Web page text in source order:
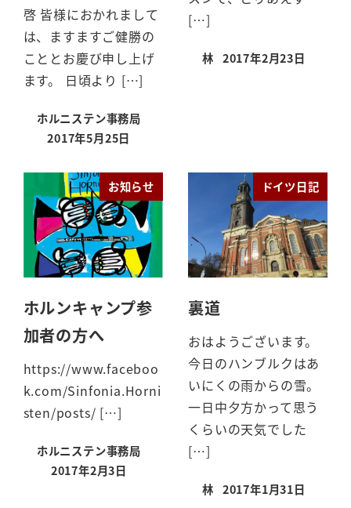
啓 皆様におかれまして
は、ますますご健勝の
こととお慶び申し上げ
ます。 日頃より […]
ホルニステン事務局
投稿日
2017年5月25日
[…]
林
投稿日
2017年2月23日
お知らせ
ホルンキャンプ参
加者の方へ
https://www.faceboo
k.com/Sinfonia.Horni
sten/posts/ […]
ホルニステン事務局
投稿日
2017年2月3日
ドイツ日記
裏道
おはようございます。
今日のハンブルクはあ
いにくの雨からの雪。
一日中夕方かって思う
くらいの天気でした
[…]
林
投稿日
2017年1月31日